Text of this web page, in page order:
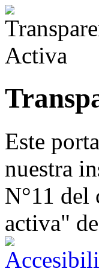
Este
nuestra
N°11 del
activa"